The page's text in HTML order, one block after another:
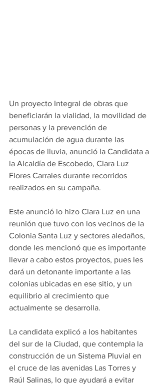
Un proyecto Integral de obras que
beneficiarán la vialidad, la movilidad de
personas y la prevención de
acumulación de agua durante las
épocas de lluvia, anunció la Candidata a
la Alcaldía de Escobedo, Clara Luz
Flores Carrales durante recorridos
realizados en su campaña.
Este anunció lo hizo Clara Luz en una
reunión que tuvo con los vecinos de la
Colonia Santa Luz y sectores aledaños,
donde les mencionó que es importante
llevar a cabo estos proyectos, pues les
dará un detonante importante a las
colonias ubicadas en ese sitio, y un
equilibrio al crecimiento que
actualmente se desarrolla.
La candidata explicó a los habitantes
del sur de la Ciudad, que contempla la
construcción de un Sistema Pluvial en
el cruce de las avenidas Las Torres y
Raúl Salinas, lo que ayudará a evitar